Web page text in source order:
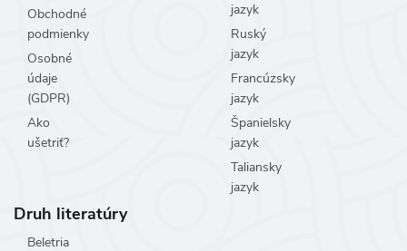
Obchodné
podmienky
Osobné
údaje
(GDPR)
Ako
ušetriť?
jazyk
Ruský
jazyk
Francúzsky
jazyk
Španielsky
jazyk
Taliansky
jazyk
Druh literatúry
Beletria